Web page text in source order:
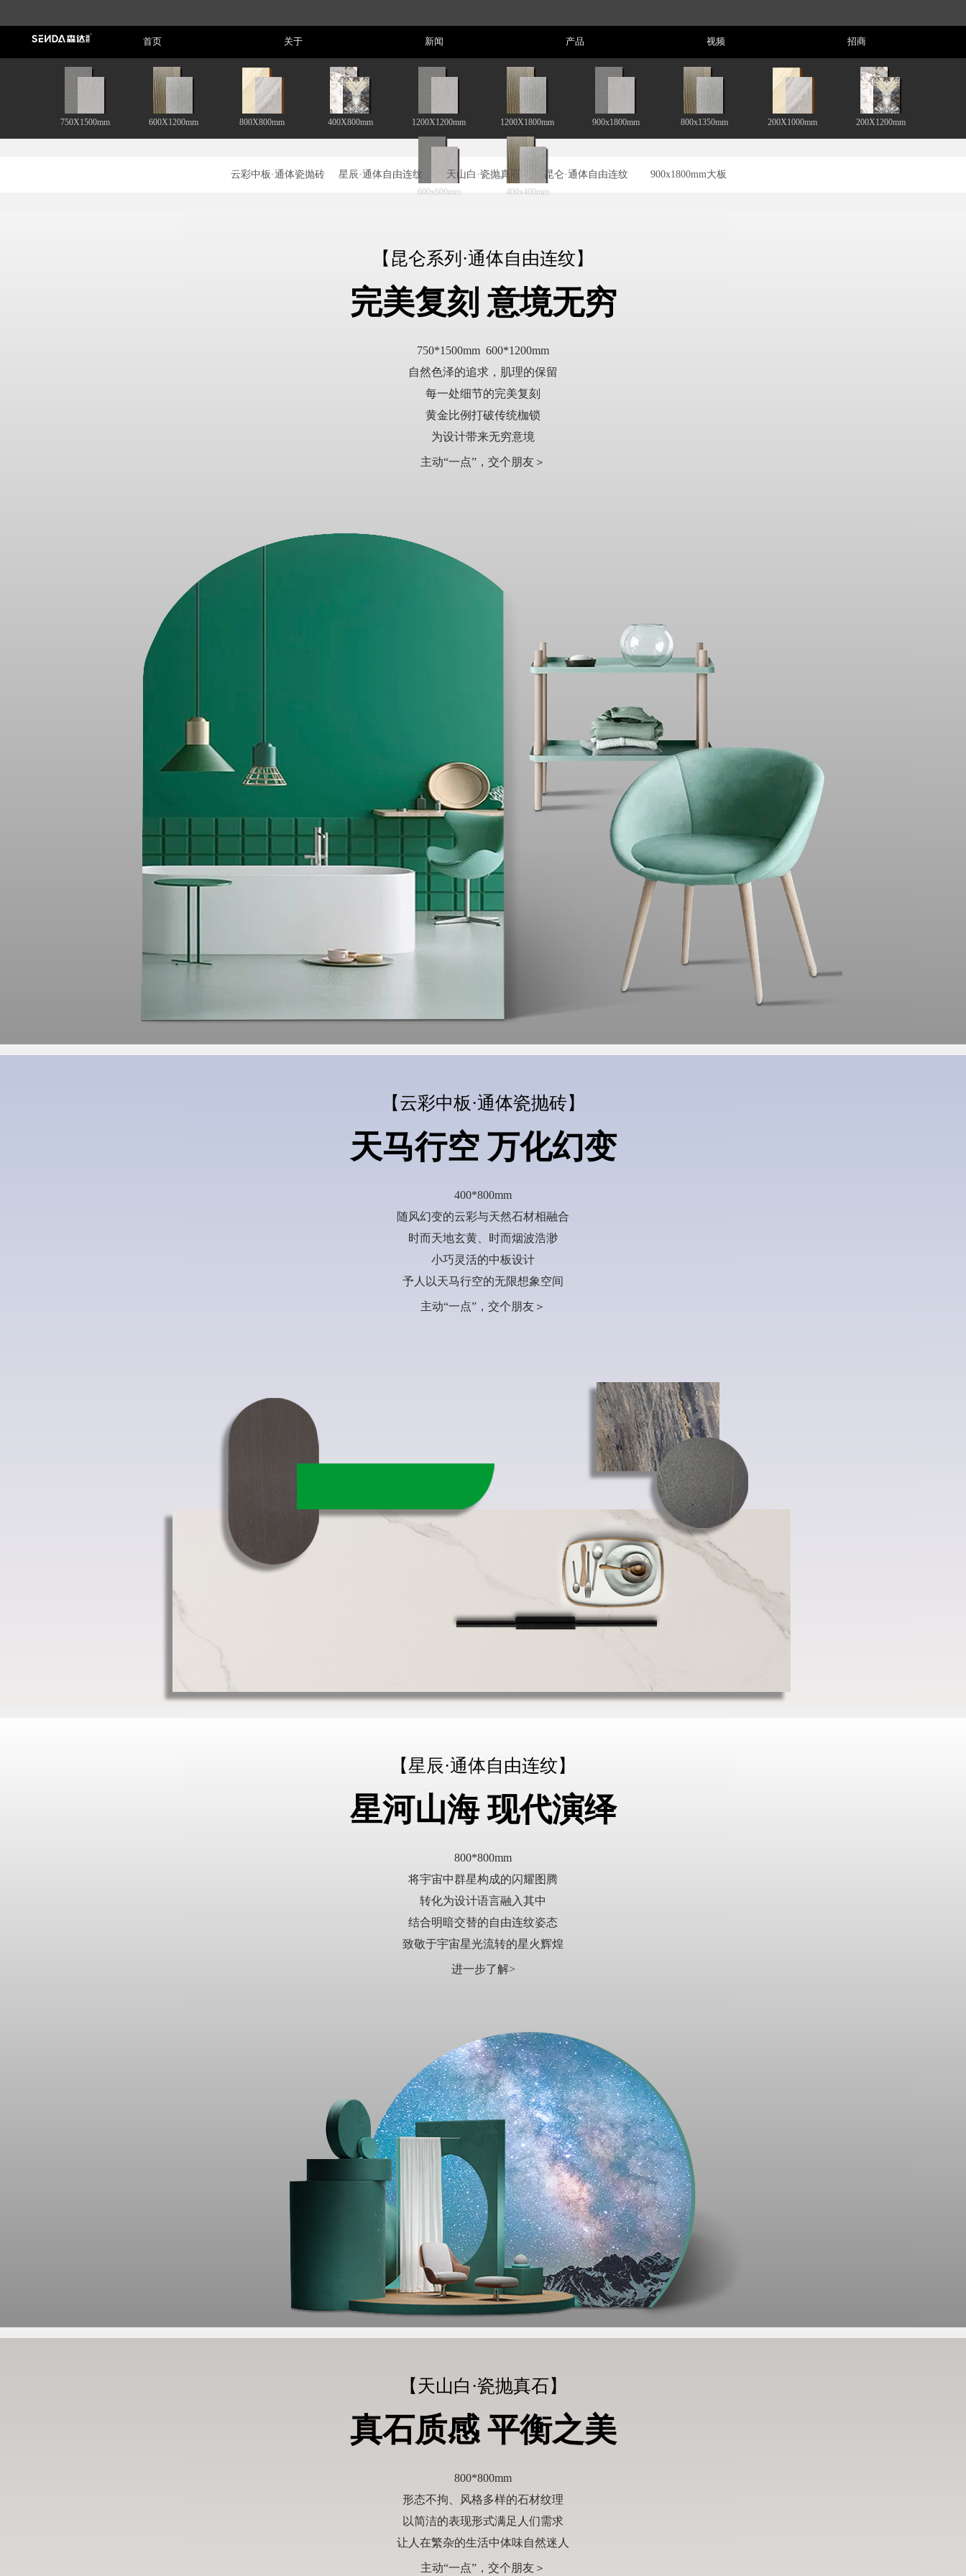
首页
关于
新闻
产品
视频
招商
750X1500mm 600X1200mm 800X800mm 400X800mm 1200X1200mm 1200X1800mm 900x1800mm 800x1350mm 200X1000mm 200X1200mm
600x600mm 400x400mm
云彩中板·通体瓷抛砖 星辰·通体自由连纹 天山白·瓷抛真石 昆仑·通体自由连纹 900x1800mm大板
【昆仑系列·通体自由连纹】
完美复刻 意境无穷
750*1500mm 600*1200mm
自然色泽的追求，肌理的保留
每一处细节的完美复刻
黄金比例打破传统枷锁
为设计带来无穷意境
主动“一点”，交个朋友＞
【云彩中板·通体瓷抛砖】
天马行空 万化幻变
400*800mm
随风幻变的云彩与天然石材相融合
时而天地玄黄、时而烟波浩渺
小巧灵活的中板设计
予人以天马行空的无限想象空间
主动“一点”，交个朋友＞
【星辰·通体自由连纹】
星河山海 现代演绎
800*800mm
将宇宙中群星构成的闪耀图腾
转化为设计语言融入其中
结合明暗交替的自由连纹姿态
致敬于宇宙星光流转的星火辉煌
进一步了解>
【天山白·瓷抛真石】
真石质感 平衡之美
800*800mm
形态不拘、风格多样的石材纹理
以简洁的表现形式满足人们需求
让人在繁杂的生活中体味自然迷人
主动“一点”，交个朋友＞